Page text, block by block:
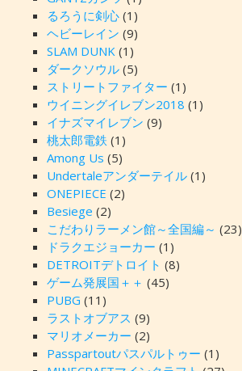
るろうに剣心(1)
ヘビーレイン (9)
SLAM DUNK (1)
ダークソウル(5)
ストリートファイター (1)
ウイニングイレブン2018 (1)
イナズマイレブン (9)
桃太郎電鉄 (1)
Among Us (5)
Undertaleアンダーテイル(1)
ONEPIECE (2)
Besiege (2)
こだわりラーメン館～全国編～ (23)
ドラクエジョーカー (1)
DETROITデトロイト (8)
ゲーム発展国＋＋ (45)
PUBG (11)
ラストオブアス (9)
マリオメーカー (2)
Passpartoutパスパルトゥー (1)